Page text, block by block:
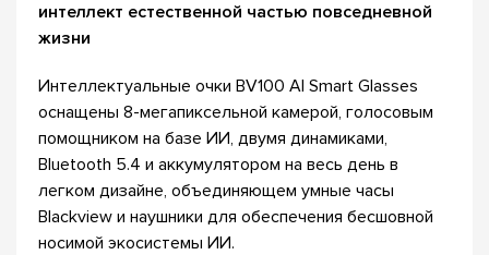
интеллект естественной частью повседневной
жизни
Интеллектуальные очки BV100 AI Smart Glasses
оснащены 8-мегапиксельной камерой, голосовым
помощником на базе ИИ, двумя динамиками,
Bluetooth 5.4 и аккумулятором на весь день в
легком дизайне, объединяющем умные часы
Blackview и наушники для обеспечения бесшовной
носимой экосистемы ИИ.